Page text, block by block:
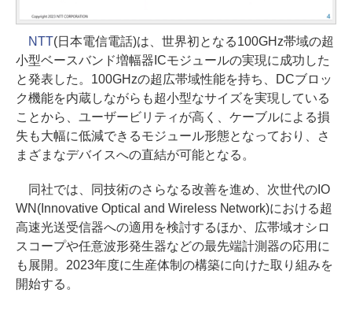
NTT(日本電信電話)は、世界初となる100GHz帯域の超
小型ベースバンド増幅器ICモジュールの実現に成功した
と発表した。100GHzの超広帯域性能を持ち、DCブロッ
ク機能を内蔵しながらも超小型なサイズを実現している
ことから、ユーザービリティが高く、ケーブルによる損
失も大幅に低減できるモジュール形態となっており、さ
まざまなデバイスへの直結が可能となる。
同社では、同技術のさらなる改善を進め、次世代のIO
WN(Innovative Optical and Wireless Network)における超
高速光送受信器への適用を検討するほか、広帯域オシロ
スコープや任意波形発生器などの最先端計測器の応用に
も展開。2023年度に生産体制の構築に向けた取り組みを
開始する。